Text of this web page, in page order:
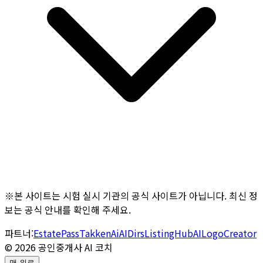
※본 사이트는 시험 실시 기관의 공식 사이트가 아닙니다. 최신 정
보는 공식 안내를 확인해 주세요.
파트너:EstatePassTakkenAiAIDirsListingHubAILogoCreator
© 2026공인중개사 AI 코치